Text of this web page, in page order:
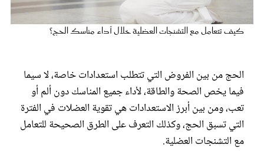
كيف تتعامل مع التشنجات العضلية خلال أداء مناسك الحج؟
الحج من بين الفروض التي تتطلب استعدادات خاصة، لا سيما
فيما يخص الصحة والطاقة، لأداء جميع المناسك دون ألم أو
تعب، ومن بين أبرز الاستعدادات هي تقوية العضلات في الفترة
التي تسبق الحج، وكذلك التعرف على الطرق الصحيحة للتعامل
مع التشنجات العضلية.